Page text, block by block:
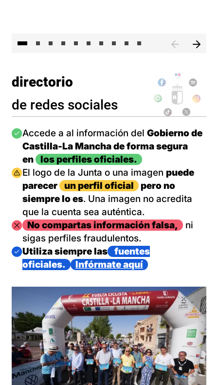
directorio
de redes sociales
Imagen
Accede a al información del Gobierno de
Castilla-La Mancha de forma segura
en
los perfiles oficiales.
Imagen
El logo de la Junta o una imagen puede
parecer
un perfil oficial
pero no
siempre lo es. Una imagen no acredita
que la cuenta sea auténtica.
ImagenNo compartas información falsa,
ni
sigas perfiles fraudulentos.
Imagen
Utiliza siempre las
fuentes
oficiales.
Infórmate aquí